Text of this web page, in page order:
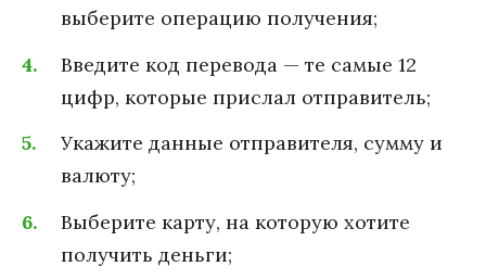
выберите операцию получения;
Введите код перевода — те самые 12
цифр, которые прислал отправитель;
Укажите данные отправителя, сумму и
валюту;
Выберите карту, на которую хотите
получить деньги;